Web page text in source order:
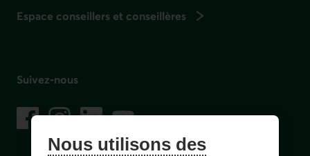
Espace conseillers et conseillères
Suivez-nous
Facebook
– Lien externe au site. Cet hyperlien s'ouvrira dans une
Instagram
– Lien externe au site. Cet hyperlien s'ouvrira dans
LinkedIn
– Lien externe au site. Cet hyperlien
YouTube
– Lien externe au site. Cet hyperlien
Nous utilisons des